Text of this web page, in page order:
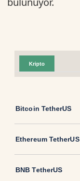
Kripto
Bitcoin TetherUS
Ethereum TetherUS
BNB TetherUS